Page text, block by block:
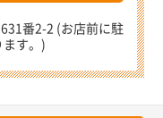
番2-2 (お店前に駐
ます。)